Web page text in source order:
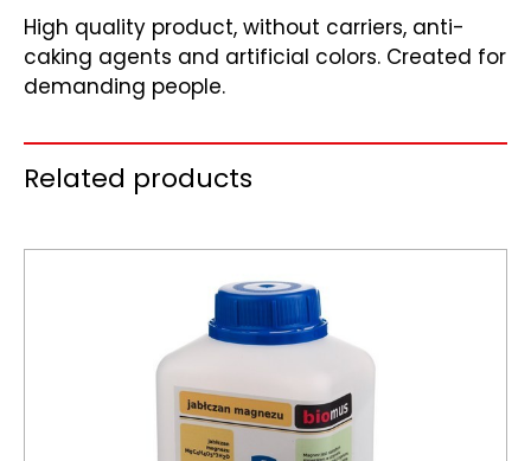
High quality product, without carriers, anti-
caking agents and artificial colors. Created for
demanding people.
Related products